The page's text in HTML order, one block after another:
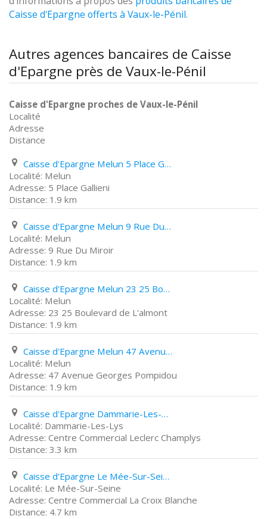
Caisse d'Epargne offerts à Vaux-le-Pénil.
Autres agences bancaires de Caisse
d'Epargne près de Vaux-le-Pénil
Caisse d'Epargne proches de Vaux-le-Pénil
Localité
Adresse
Distance
Caisse d'Epargne Melun 5 Place Gallieni
Melun
5 Place Gallieni
1.9 km
Caisse d'Epargne Melun 9 Rue Du Miroir
Melun
9 Rue Du Miroir
1.9 km
Caisse d'Epargne Melun 23 25 Boulevard de L'almont
Melun
23 25 Boulevard de L'almont
1.9 km
Caisse d'Epargne Melun 47 Avenue Georges Pompidou
Melun
47 Avenue Georges Pompidou
1.9 km
Caisse d'Epargne Dammarie-Les-Lys Centre Commercial Leclerc Champlys
Dammarie-Les-Lys
Centre Commercial Leclerc Champlys
3.3 km
Caisse d'Epargne Le Mée-Sur-Seine Centre Commercial La Croix Blanche
Le Mée-Sur-Seine
Centre Commercial La Croix Blanche
4.7 km